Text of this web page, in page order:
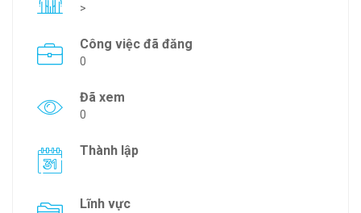
>
Công việc đã đăng
0
Đã xem
0
Thành lập
Lĩnh vực